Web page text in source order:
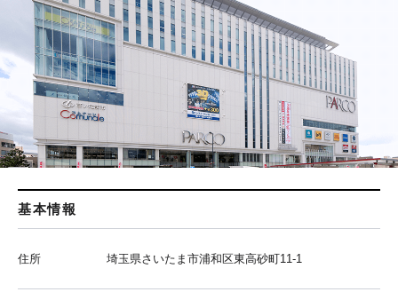
基本情報
住所 埼玉県さいたま市浦和区東高砂町11-1